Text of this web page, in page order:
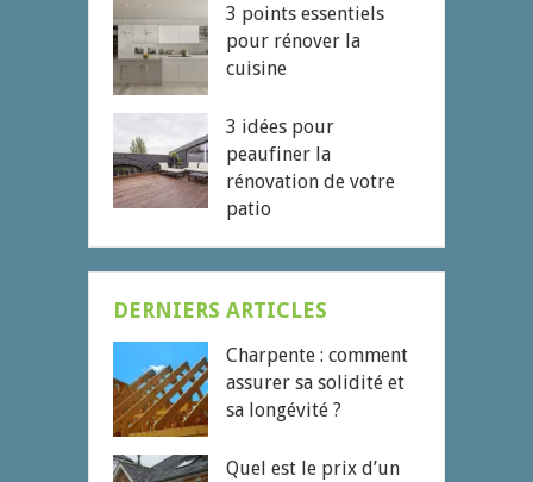
3 points essentiels
pour rénover la
cuisine
3 idées pour
peaufiner la
rénovation de votre
patio
DERNIERS ARTICLES
Charpente : comment
assurer sa solidité et
sa longévité ?
Quel est le prix d’un